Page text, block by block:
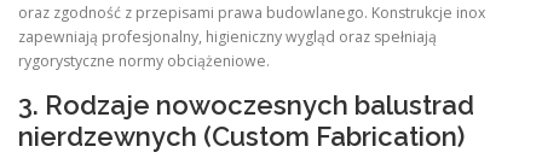
oraz zgodność z przepisami prawa budowlanego. Konstrukcje inox
zapewniają profesjonalny, higieniczny wygląd oraz spełniają
rygorystyczne normy obciążeniowe.
3. Rodzaje nowoczesnych balustrad
nierdzewnych (Custom Fabrication)